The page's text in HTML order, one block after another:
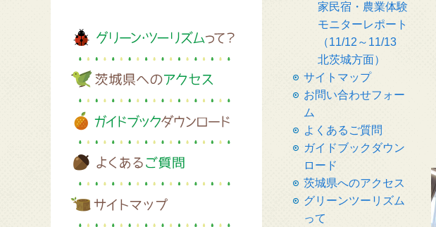
家民宿・農業体験
モニターレポート
（11/12～11/13
北茨城方面）
サイトマップ
お問い合わせフォー
ム
よくあるご質問
ガイドブックダウン
ロード
茨城県へのアクセス
グリーンツーリズム
って